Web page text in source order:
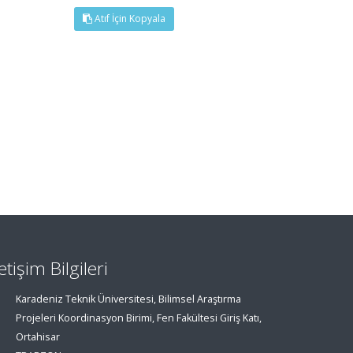
Atıf İçin Kopyala
Bilgileri
Karadeniz Teknik Üniversitesi, Bilimsel Araştırma
Projeleri Koordinasyon Birimi, Fen Fakültesi Giriş Katı,
Ortahisar